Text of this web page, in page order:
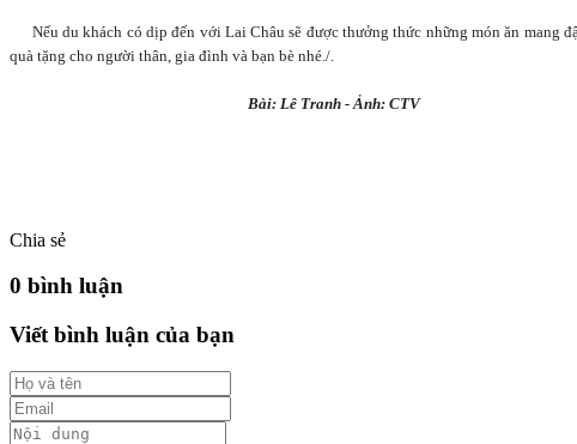
Nếu du khách có dịp đến với Lai Châu sẽ được thưởng thức những món ăn mang
quà tặng cho người thân, gia đình và bạn bè nhé./.
Bài: Lê Tranh - Ảnh: CTV
Chia sẻ
0 bình luận
Viết bình luận của bạn